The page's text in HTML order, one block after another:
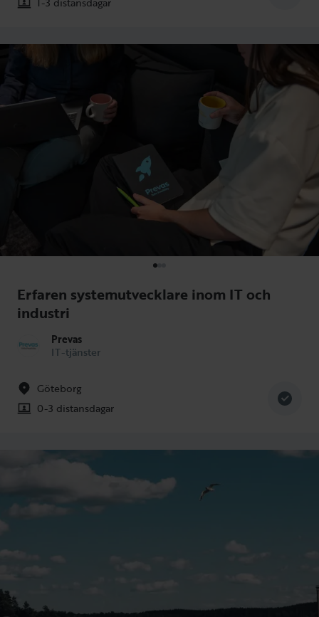
Erfaren systemutvecklare inom IT och
industri
Prevas
IT-tjänster
Göteborg
0-3 distansdagar